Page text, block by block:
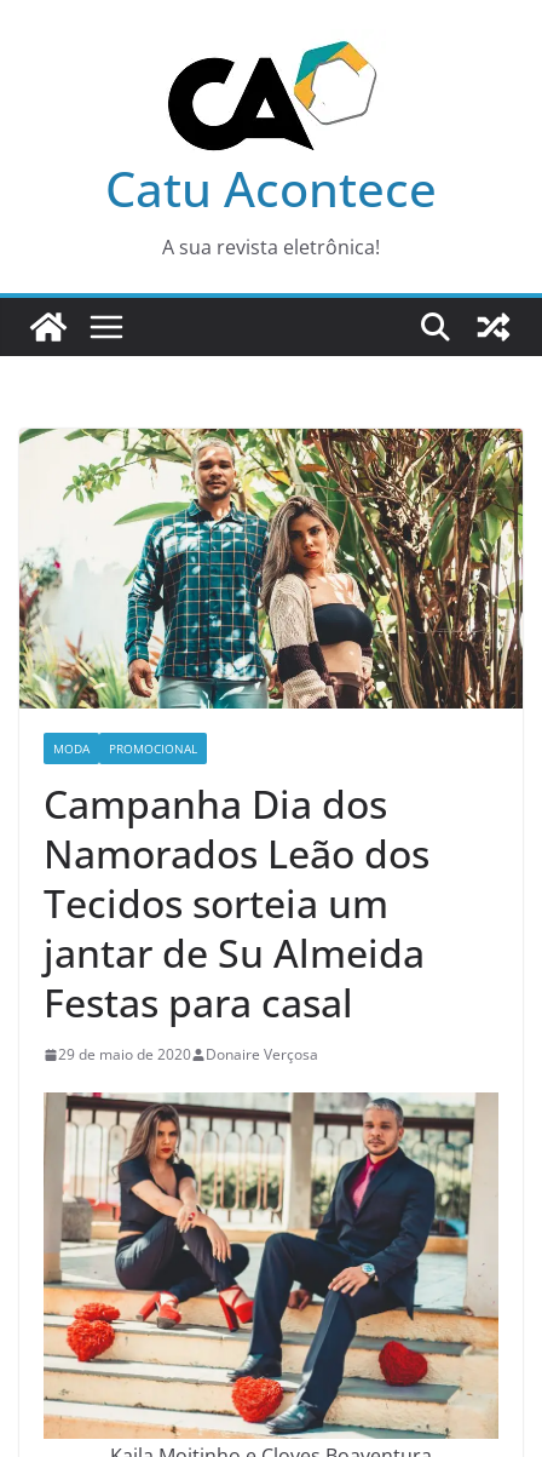
Catu Acontece
A sua revista eletrônica!
MODA PROMOCIONAL
Campanha Dia dos
Namorados Leão dos
Tecidos sorteia um
jantar de Su Almeida
Festas para casal
29 de maio de 2020 Donaire Verçosa